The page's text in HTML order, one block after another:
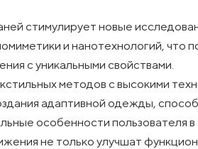
стимулирует новые
и нанотехнологий, что
с уникальными свойствами.
методов с высокими
адаптивной одежды,
особенности пользователя в
не только улучшат